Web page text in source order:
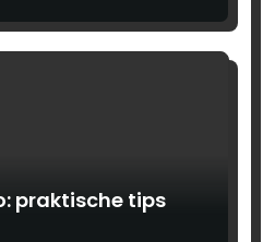
praktische tips